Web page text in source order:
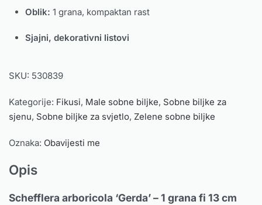
Oblik: 1 grana, kompaktan rast
Sjajni, dekorativni listovi
SKU: 530839
Kategorije: Fikusi, Male sobne biljke, Sobne biljke za
sjenu, Sobne biljke za svjetlo, Zelene sobne biljke
Oznaka: Obavijesti me
Opis
Schefflera arboricola ‘Gerda’ – 1 grana fi 13 cm